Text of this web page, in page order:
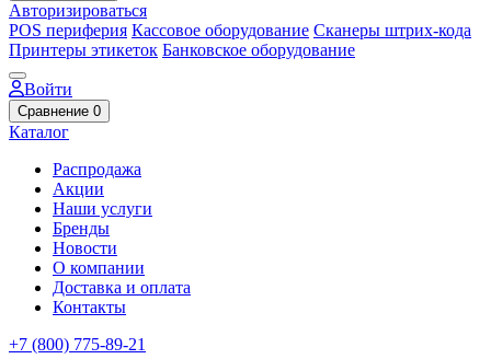
Авторизироваться
POS периферия Кассовое оборудование Сканеры штрих-кода
Принтеры этикеток Банковское оборудование
Войти
Сравнение 0
Каталог
Распродажа
Акции
Наши услуги
Бренды
Новости
О компании
Доставка и оплата
Контакты
+7 (800) 775-89-21